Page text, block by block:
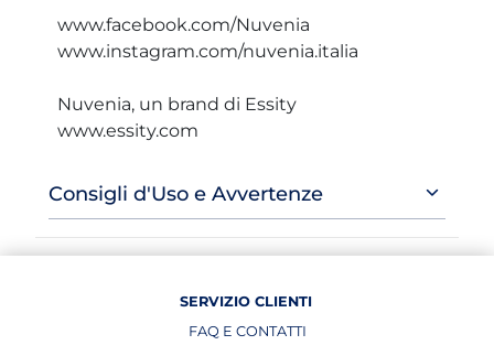
www.facebook.com/Nuvenia
www.instagram.com/nuvenia.italia
Nuvenia, un brand di Essity
www.essity.com
Consigli d'Uso e Avvertenze
SERVIZIO CLIENTI
FAQ E CONTATTI